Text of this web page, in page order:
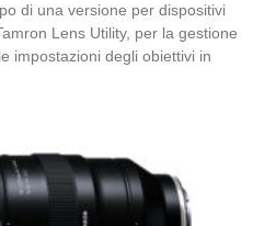
di una versione per dispositivi
Lens Utility, per la gestione
impostazioni degli obiettivi in